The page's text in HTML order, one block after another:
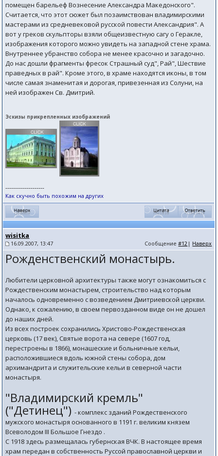
помещен барельеф Вознесение Александра Македонского".
Считается, что этот сюжет был позаимствован владимирскими
мастерами из средневековой русской повести Александрия". А
вот у греков скульпторы взяли общеизвестную сагу о Геракле,
изображения которого можно увидеть на западной стене храма.
Внутреннее убранство собора не менее красочно и загадочно.
До нас дошли фрагменты фресок Страшный суд", Рай", Шествие
праведных в рай". Кроме этого, в храме находятся иконы, в том
числе самая знаменитая и дорогая, привезенная из Солуни, на
ней изображен Св. Дмитрий.
Эскизы прикрепленных изображений
--------------------
Как скучно быть похожим на других
wisitka
16.09.2007, 13:47 Сообщение#12 | Наверх
Рожденственский монастырь.
Любители церковной архитектуры также могут ознакомиться с
Рождественским монастырем, строительство над которым
началось одновременно с возведением Дмитриевской церкви.
Однако, к сожалению, в своем первозданном виде он не дошел
до наших дней.
Из всех построек сохранились Христово-Рождественская
церковь (17 век), Святые ворота на севере (1607 год,
перестроены в 1866), монашеские и больничные кельи,
расположившиеся вдоль южной стены собора, дом
архимандрита и служительские кельи в северной части
монастыря.
"Владимирский кремль"
("Детинец")- комплекс зданий Рождественского
мужского монастыря основанного в 1191 г. великим князем
Всеволодом III Большое Гнездо .
С 1918 здесь размещалась губернская ВЧК. В настоящее время
храм передан в собственность Руссой православной церкви и